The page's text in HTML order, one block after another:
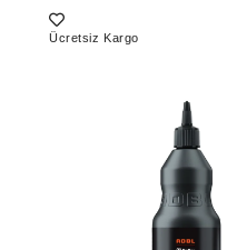
Ücretsiz Kargo